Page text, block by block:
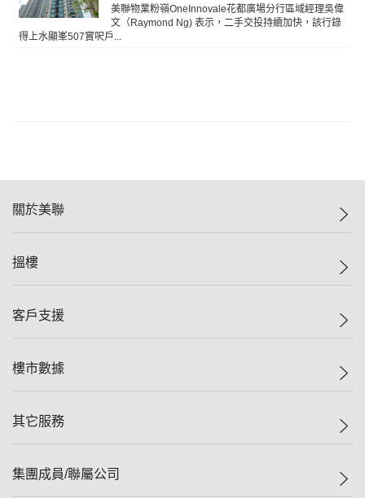
美聯物業粉嶺OneInnovale花都廣場分行區域經理吳偉
文（Raymond Ng) 表示，二手交投持續加快，該行錄
得上水顯峯507實呎戶...
關於美聯
美聯集團
人才招募
搵樓
一手新盤
減價
美聯豪宅
獨家樓盤
租盤
客戶支援
自助放盤
查詢熱線
按揭計算機
樓市數據
樓價指數
歷史成交
其它服務
屋苑專頁
集團成員/聯屬公司